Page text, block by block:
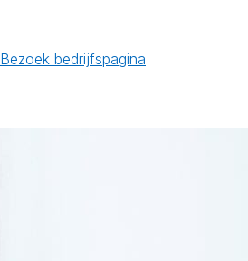
Bezoek bedrijfspagina